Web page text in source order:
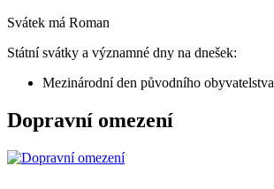
Svátek má Roman
Státní svátky a významné dny na dnešek:
Mezinárodní den původního obyvatelstva
Dopravní omezení